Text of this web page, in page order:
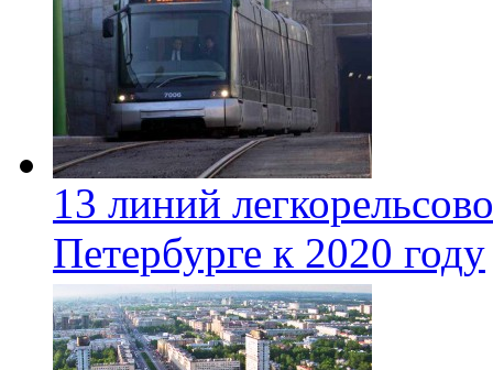
13 линий
Петербурге к 2020 году